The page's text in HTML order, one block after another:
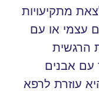
מתקיעויות
עצמי או עם
הרגשית
עם אבנים
עוזרת לרפא